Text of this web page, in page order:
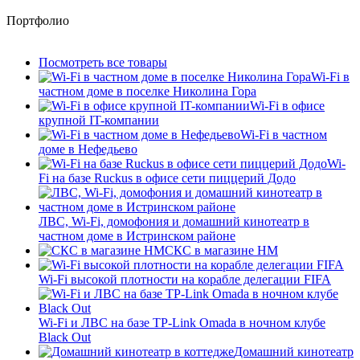
Портфолио
Посмотреть все товары
Wi-Fi в
частном доме в поселке Николина Гора
Wi-Fi в офисе
крупной IT-компании
Wi-Fi в частном
доме в Нефедьево
Wi-
Fi на базе Ruckus в офисе сети пиццерий Додо
ЛВС, Wi-Fi, домофония и домашний кинотеатр в
частном доме в Истринском районе
СКС в магазине HM
Wi-Fi высокой плотности на корабле делегации FIFA
Wi-Fi и ЛВС на базе TP-Link Omada в ночном клубе
Black Out
Домашний кинотеатр